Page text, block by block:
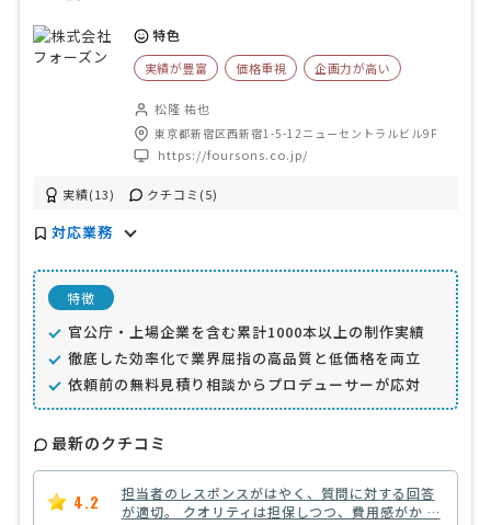
特色
実績が豊富 価格重視 企画力が高い
松隆 祐也
東京都新宿区西新宿1-5-12ニューセントラルビル9F
https://foursons.co.jp/
実績(13) クチコミ(5)
対応業務
特徴
官公庁・上場企業を含む累計1000本以上の制作実績
徹底した効率化で業界屈指の高品質と低価格を両立
依頼前の無料見積り相談からプロデューサーが応対
最新のクチコミ
4.2
担当者のレスポンスがはやく、質問に対する回答
が適切。 クオリティは担保しつつ、費用感がか …